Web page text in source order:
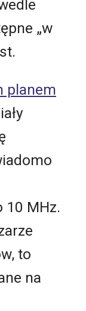
„w
planem
10 MHz.
to
na